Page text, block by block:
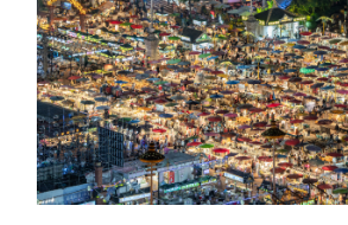
经济 服务
云南青年说 趣看文物